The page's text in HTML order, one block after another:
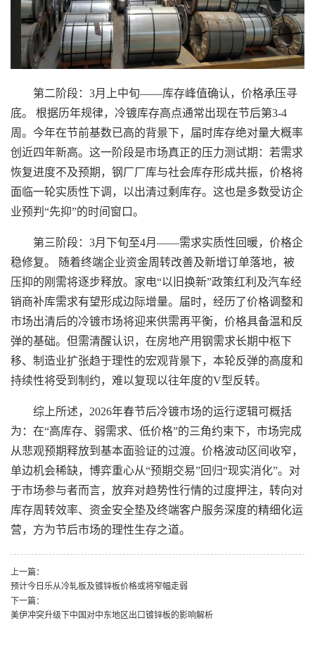
第二阶段：3月上中旬——库存峰值确认，价格承压寻
底。 根据历年规律，冷镀库存高点通常出现在节后第3-4
周。今年在节前基数已高的背景下，届时库存绝对量大概率
创近四年新高。这一阶段是市场真正的压力测试期：若需求
恢复进度不及预期，钢厂厂库与社会库存形成共振，价格将
面临一轮实质性下调，以出清过剩库存。这也是多数受访企
业预判“先抑”的时间窗口。
第三阶段：3月下旬至4月——需求实质性回暖，价格企
稳修复。 随着终端企业资金周转改善及新增订单落地，被
压抑的刚需将逐步释放。家电“以旧换新”政策红利及汽车经
销商补库需求有望形成边际增量。届时，经历了价格调整和
市场出清后的冷镀市场将迎来供需再平衡，价格具备温和反
弹的基础。但需清醒认识，在房地产用钢需求长期中枢下
移、制造业扩张趋于理性的宏观背景下，本轮反弹的高度和
持续性将受到制约，难以复现以往年度的V型反转。
综上所述，2026年春节后冷镀市场的运行逻辑可概括
为：在“高库存、弱需求、低价格”的三角约束下，市场完成
从悲观预期释放到基本面验证的过渡。价格波动区间收窄，
单边机会稀缺，博弈重心从“预期交易”回归“现实消化”。对
于市场参与者而言，放弃对趋势性行情的过度押注，转向对
库存周转效率、资金安全垫及终端客户服务深度的精细化运
营，方为节后市场的理性生存之道。
上一篇：
预计今日乐从冷轧板及镀锌板价格或将窄幅走弱
下一篇：
美伊冲突升级下中国对中东地区出口镀锌板的影响解析